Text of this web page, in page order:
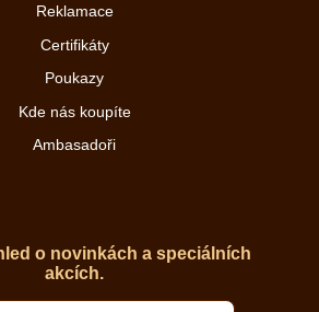
Reklamace
Certifikáty
Poukazy
Kde nás koupíte
Ambasadoři
o novinkách a speciálních
akcích.